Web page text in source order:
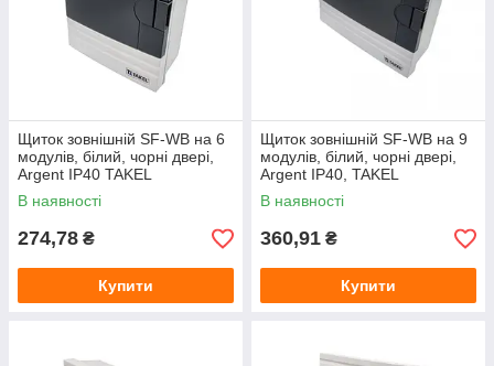
Щиток зовнішній SF-WB на 6
модулів, білий, чорні двері,
Argent IP40 TAKEL
В наявності
274,78 ₴
Купити
Щиток зовнішній SF-WB на 9
модулів, білий, чорні двері,
Argent IP40, TAKEL
В наявності
360,91 ₴
Купити